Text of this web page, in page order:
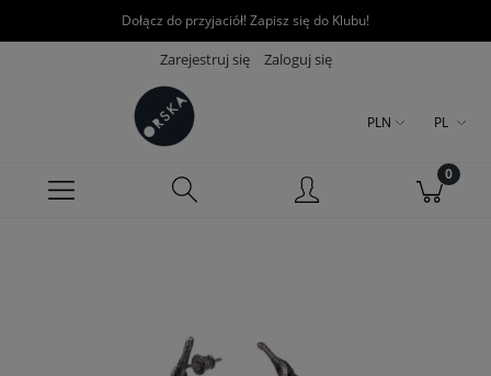
Dołącz do przyjaciół! Zapisz się do Klubu!
Zarejestruj się Zaloguj się
PLN PL